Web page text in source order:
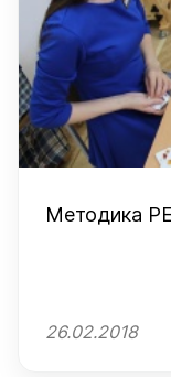
Методика
26.02.2018